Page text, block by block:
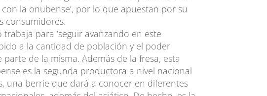
la onubense’, por lo que apuestan por su
consumidores.
para ‘seguir avanzando en este
a la cantidad de población y el poder
parte de la misma. Además de la fresa, esta
es la segunda productora a nivel nacional
una berrie que dará a conocer en diferentes